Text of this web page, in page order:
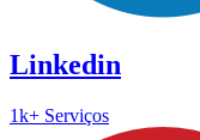
Linkedin
1k+ Serviços